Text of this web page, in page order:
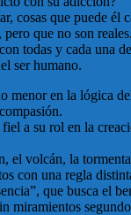
cosas que puede él
que no son reales.
todas y cada una
ser humano.
menor en la lógica
a su rol en la
el volcán, la
con una regla
que busca el
miramientos